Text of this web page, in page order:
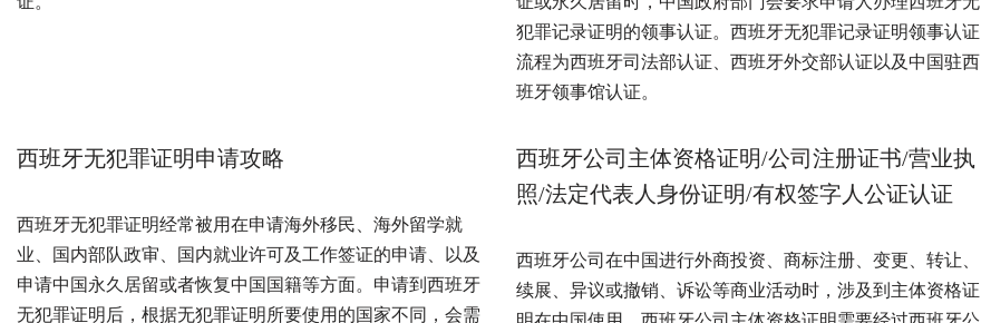
犯罪记录证明的领事认证。西班牙无犯罪记录证明领事认证
流程为西班牙司法部认证、西班牙外交部认证以及中国驻西
班牙领事馆认证。
西班牙无犯罪证明申请攻略
西班牙无犯罪证明经常被用在申请海外移民、海外留学就
业、国内部队政审、国内就业许可及工作签证的申请、以及
申请中国永久居留或者恢复中国国籍等方面。申请到西班牙
无犯罪证明后，根据无犯罪证明所要使用的国家不同，会需
西班牙公司主体资格证明/公司注册证书/营业执
照/法定代表人身份证明/有权签字人公证认证
西班牙公司在中国进行外商投资、商标注册、变更、转让、
续展、异议或撤销、诉讼等商业活动时，涉及到主体资格证